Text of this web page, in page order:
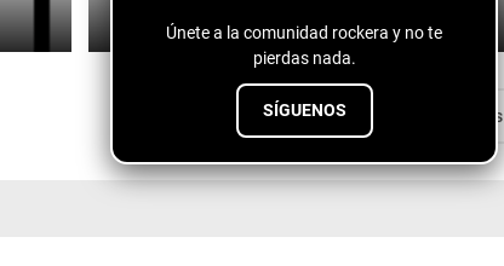
Únete a la comunidad rockera y no te
pierdas nada.
SÍGUENOS Entradas antiguas